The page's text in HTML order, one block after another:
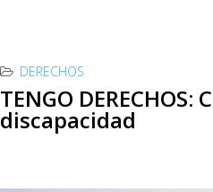
DERECHOS
TENGO
discapacidad